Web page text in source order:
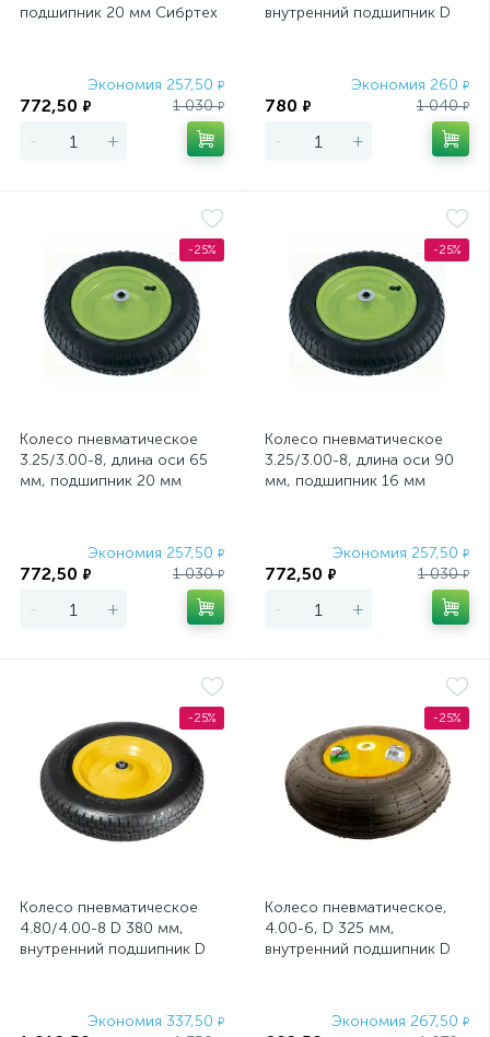
подшипник 20 мм Сибртех
Экономия 257,50 ₽
772,50 ₽ 1 030₽
- +
внутренний подшипник D
Экономия 260 ₽
780 ₽ 1 040₽
- +
-25%
Колесо пневматическое
3.25/3.00-8, длина оси 65
мм, подшипник 20 мм
Экономия 257,50 ₽
772,50 ₽ 1 030₽
- +
-25%
Колесо пневматическое
3.25/3.00-8, длина оси 90
мм, подшипник 16 мм
Экономия 257,50 ₽
772,50 ₽ 1 030₽
- +
-25%
Колесо пневматическое
4.80/4.00-8 D 380 мм,
внутренний подшипник D
Экономия 337,50 ₽
-25%
Колесо пневматическое,
4.00-6, D 325 мм,
внутренний подшипник D
Экономия 267,50 ₽